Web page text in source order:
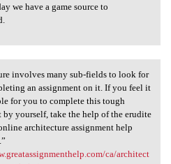
we have a game source to
involves many
involves many sub-fields to look for
an assignment on it. If you feel it
for you to complete this tough
by yourself, take the help of the erudite
architecture assignment help
ca/architect